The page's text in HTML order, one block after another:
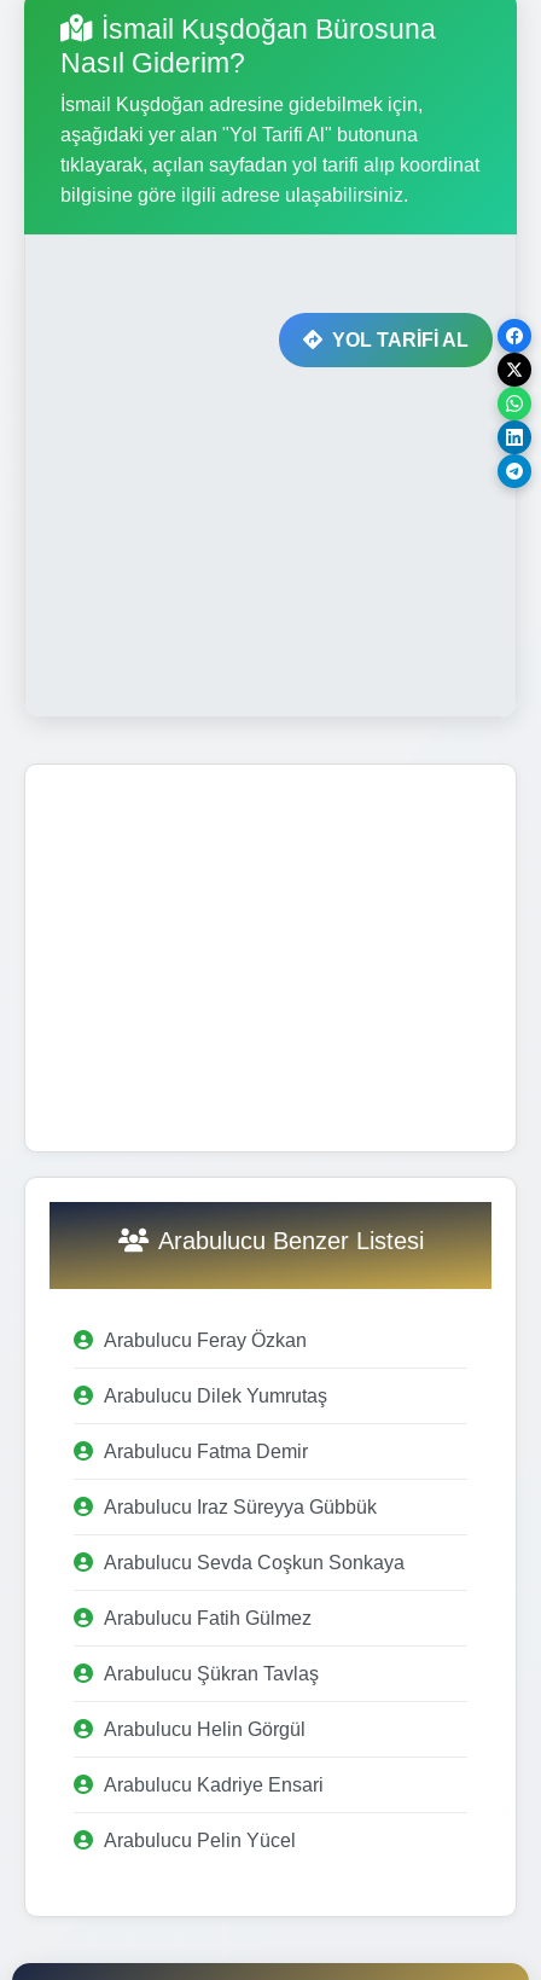
İsmail Kuşdoğan Bürosuna
Nasıl Giderim?
İsmail Kuşdoğan adresine gidebilmek için,
aşağıdaki yer alan "Yol Tarifi Al" butonuna
tıklayarak, açılan sayfadan yol tarifi alıp koordinat
bilgisine göre ilgili adrese ulaşabilirsiniz.
YOL TARİFİ AL
Arabulucu Benzer Listesi
Arabulucu Feray Özkan
Arabulucu Dilek Yumrutaş
Arabulucu Fatma Demir
Arabulucu Iraz Süreyya Gübbük
Arabulucu Sevda Coşkun Sonkaya
Arabulucu Fatih Gülmez
Arabulucu Şükran Tavlaş
Arabulucu Helin Görgül
Arabulucu Kadriye Ensari
Arabulucu Pelin Yücel